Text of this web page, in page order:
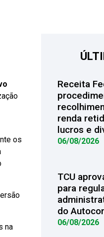
os
na
Receita
renda
lucros e
06/08/2026
TCU
para
do
06/08/2026